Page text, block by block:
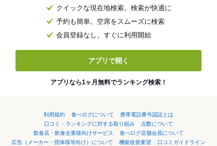
クイックな現在地検索。検索が快適に
予約も簡単。空席をスムーズに検索
会員登録なし。すぐに利用開始
アプリで開く
アプリなら1ヶ月無料でランキング検索！
利用規約 食べログについて
携帯電話番号認証とは
口コミ・ランキングに対する取り組み
点数について
飲食店・飲食企業様向けサービス
食べログ店舗会員について
広告（メーカー・団体様等向け）について
機能改善要望 口コミガイドライン